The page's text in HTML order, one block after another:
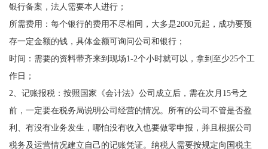
银行备案，法人需要本人进行；
所需费用：每个银行的费用不尽相同，大多是2000元起，成功要预
存一定金额的钱，具体金额可询问公司和银行；
时间：需要的资料带齐来到现场1-2个小时就可以，拿到至少25个工
作日；
2、记账报税：按照国家《会计法》公司成立后，需在次月15号之
前，一定要在税务局说明公司经营的情况。所有的公司不管是否盈
利、有没有业务发生，哪怕没有收入也要做零申报，并且根据公司
税务及运营情况建立自己的记账凭证。纳税人需要按规定向国税主